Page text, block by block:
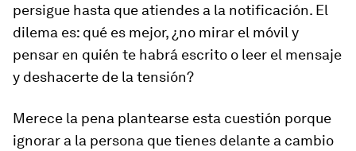
persigue hasta que atiendes a la notificación. El
dilema es: qué es mejor, ¿no mirar el móvil y
pensar en quién te habrá escrito o leer el mensaje
y deshacerte de la tensión?
Merece la pena plantearse esta cuestión porque
ignorar a la persona que tienes delante a cambio